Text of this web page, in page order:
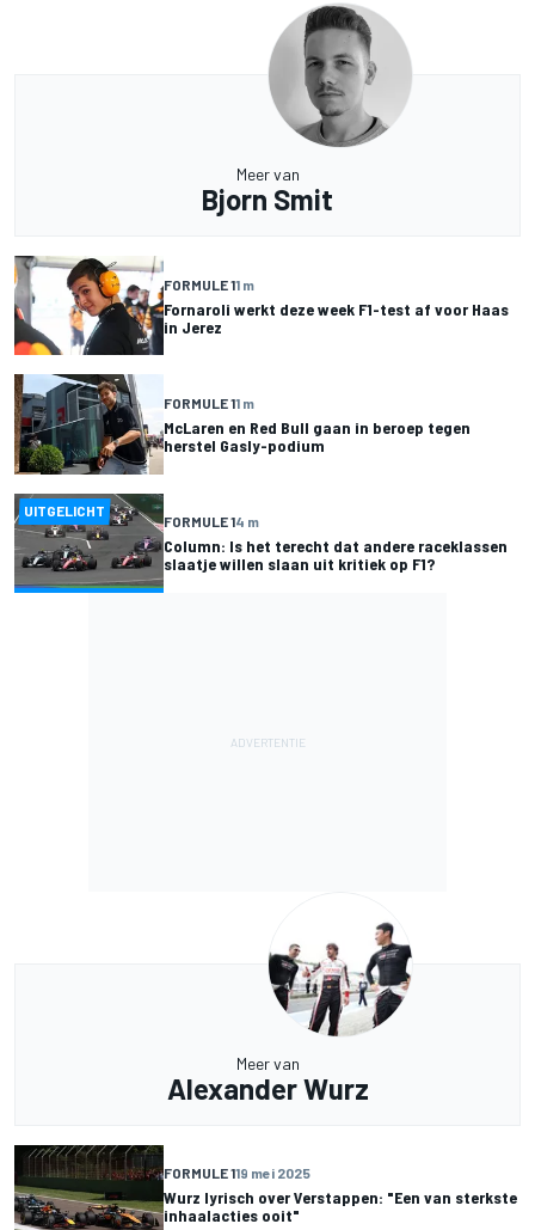
Meer van
Bjorn Smit
FORMULE 11 m
Fornaroli werkt deze week F1-test af voor Haas
in Jerez
FORMULE 11 m
McLaren en Red Bull gaan in beroep tegen
herstel Gasly-podium
UITGELICHT
FORMULE 14 m
Column: Is het terecht dat andere raceklassen
slaatje willen slaan uit kritiek op F1?
Meer van
Alexander Wurz
FORMULE 119 mei 2025
Wurz lyrisch over Verstappen: "Een van sterkste
inhaalacties ooit"